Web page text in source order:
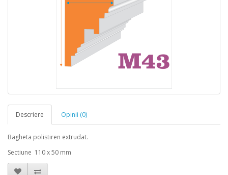
Descriere Opinii (0)
Bagheta polistiren extrudat.
Sectiune 110 x 50 mm